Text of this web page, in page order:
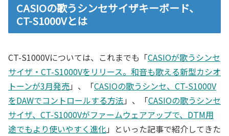
CASIOの歌うシンセサイザキーボード、
CT-S1000Vとは
CT-S1000Vについては、これまでも「CASIOが歌うシンセ
サイザ・CT-S1000Vをリリース。和音も歌える新型カシオ
トーンが3月発売」、「CASIOの歌うシンセ、CT-S1000V
をDAWでコントロールする方法 」、「CASIOの歌うシンセ
サイザ、CT-S1000Vがファームウェアアップで、DTM用
途でもより使いやすく進化 」といった記事で紹介してきた